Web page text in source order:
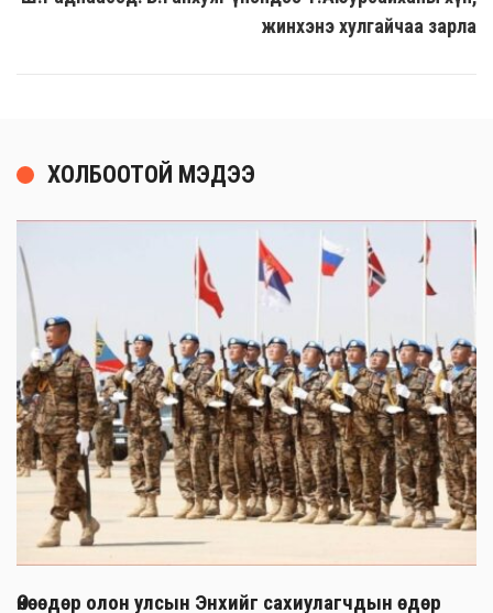
жинхэнэ хулгайчаа зарла
ХОЛБООТОЙ МЭДЭЭ
Өнөөдөр олон улсын Энхийг сахиулагчдын өдөр